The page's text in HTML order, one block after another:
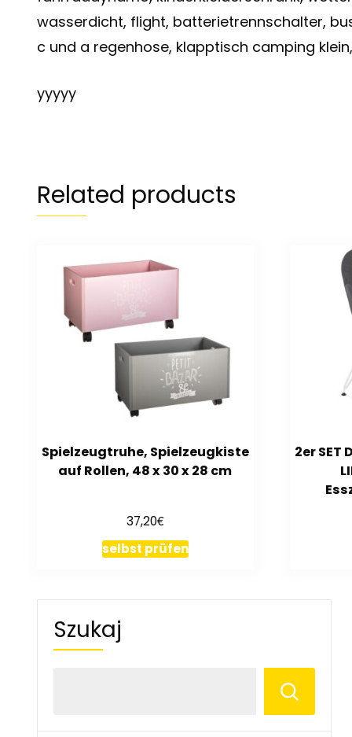
wasserdicht, flight, batterietrennschalter,
c und a regenhose, klapptisch camping
yyyyy
Related products
Spielzeugtruhe, Spielzeugkiste
auf Rollen, 48 x 30 x 28 cm
37,20€
selbst prüfen
2er
Szukaj